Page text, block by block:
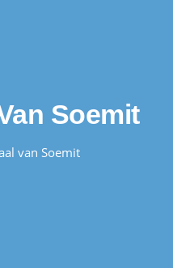
Soemit
van Soemit